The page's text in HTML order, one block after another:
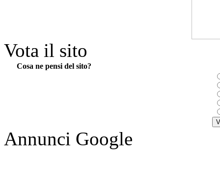
Vota il sito
Cosa ne pensi del sito?
Annunci Google